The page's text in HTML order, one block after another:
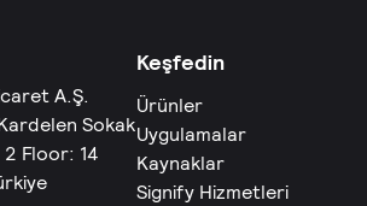
A.Ş.
Sokak
Floor: 14
Keşfedin
Ürünler
Uygulamalar
Kaynaklar
Signify Hizmetleri